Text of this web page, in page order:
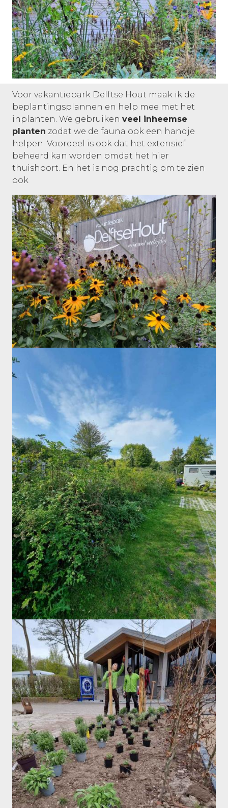
Voor vakantiepark Delftse Hout maak ik de
beplantingsplannen en help mee met het
inplanten. We gebruiken veel inheemse
planten zodat we de fauna ook een handje
helpen. Voordeel is ook dat het extensief
beheerd kan worden omdat het hier
thuishoort. En het is nog prachtig om te zien
ook